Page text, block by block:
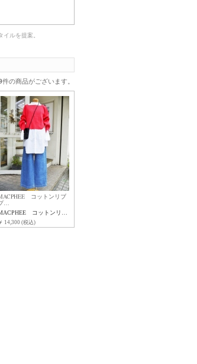
ルを提案。
件の商品がございます。
コットンリブ
…
コットンリ…
14,300 (税込)